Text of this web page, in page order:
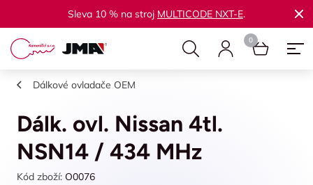
Sleva 10 % na stroj MULTICODE NXT-E.
Dálkové ovladače OEM
Dálk. ovl. Nissan 4tl.
NSN14 / 434 MHz
Kód zboží: O0076